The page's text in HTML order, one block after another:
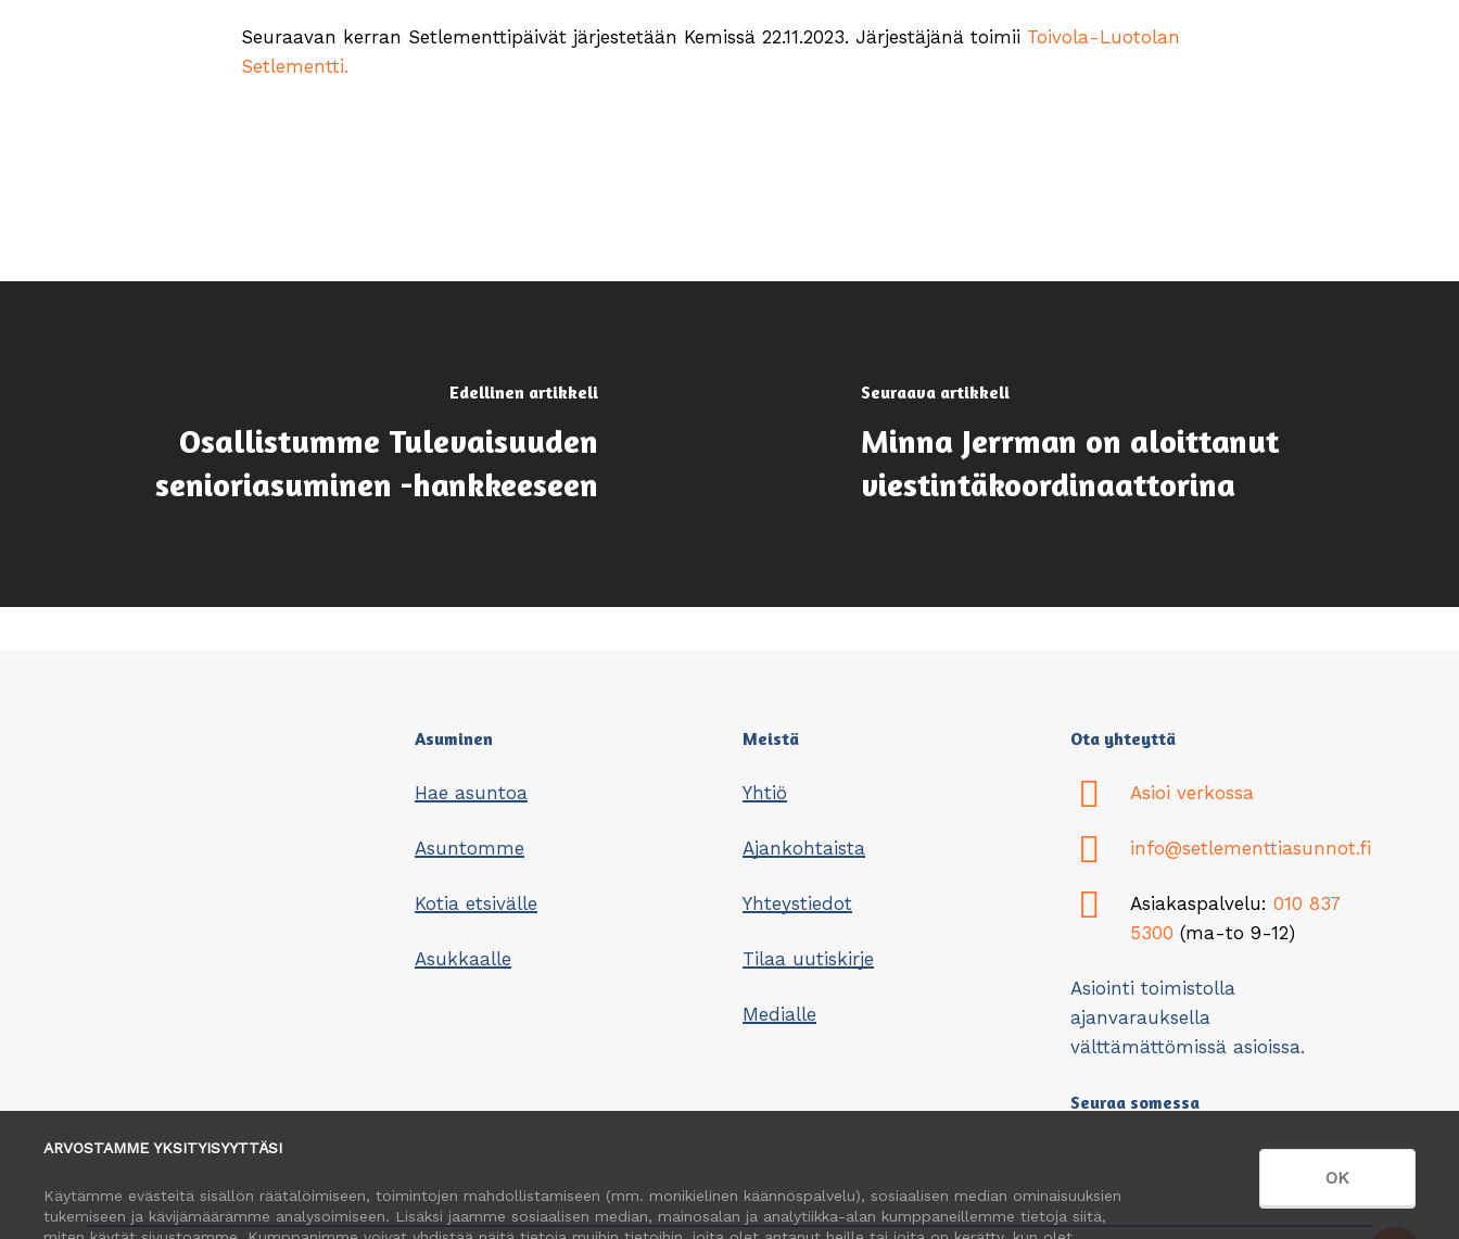
ARVOSTAMME YKSITYISYYTTÄSI
Käytämme evästeitä sisällön räätälöimiseen, toimintojen mahdollistamiseen (mm. monikielinen käännöspalvelu), sosiaalisen median ominaisuuksien
tukemiseen ja kävijämäärämme analysoimiseen. Lisäksi jaamme sosiaalisen median, mainosalan ja analytiikka-alan kumppaneillemme tietoja siitä,
OK
Seuraavan kerran Setlementtipäivät järjestetään Kemissä 22.11.2023. Järjestäjänä toimii Toivola-Luotolan
Setlementti.
Edellinen artikkeli
Osallistumme Tulevaisuuden
senioriasuminen -hankkeeseen
Seuraava artikkeli
Minna Jerrman on aloittanut
viestintäkoordinaattorina
Asuminen
Hae asuntoa
Asuntomme
Kotia etsivälle
Asukkaalle
Meistä
Yhtiö
Ajankohtaista
Yhteystiedot
Tilaa uutiskirje
Medialle
Ota yhteyttä
Asioi verkossa
info@setlementtiasunnot.fi
Asiakaspalvelu: 010 837
5300 (ma-to 9-12)
Asiointi toimistolla
ajanvarauksella
välttämättömissä asioissa.
Seuraa somessa